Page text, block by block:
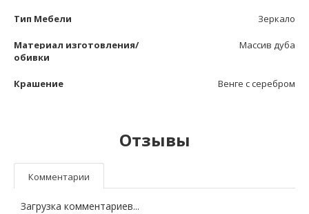
Тип Мебели Зеркало
Материал изготовления/
обивки
Массив дуба
Крашение Венге с серебром
Отзывы
Комментарии
Загрузка комментариев...